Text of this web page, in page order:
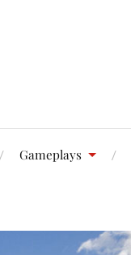
Gameplays